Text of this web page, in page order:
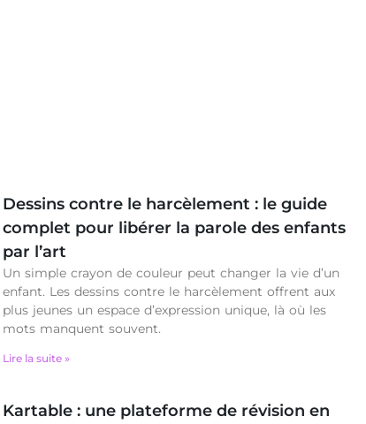
Dessins contre le harcèlement : le guide
complet pour libérer la parole des enfants
par l’art
Un simple crayon de couleur peut changer la vie d’un
enfant. Les dessins contre le harcèlement offrent aux
plus jeunes un espace d’expression unique, là où les
mots manquent souvent.
Lire la suite »
Kartable : une plateforme de révision en